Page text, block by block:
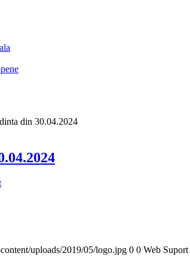
din 30.04.2024
uploads/2019/05/logo.jpg 0 0 Web Suport